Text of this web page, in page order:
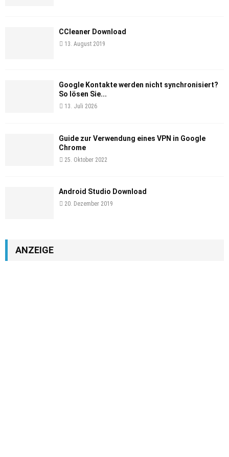
CCleaner Download
13. August 2019
Google Kontakte werden nicht synchronisiert?
So lösen Sie...
13. Juli 2026
Guide zur Verwendung eines VPN in Google
Chrome
25. Oktober 2022
Android Studio Download
20. Dezember 2019
ANZEIGE